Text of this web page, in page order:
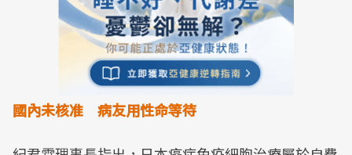
國內未核准 病友用性命等待